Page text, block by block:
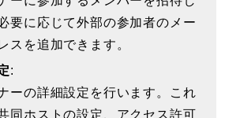
要に応じて外部の参加者のメー
スを追加できます。
:
ーの詳細設定を行います。これ
同ホストの設定、アクセス許可